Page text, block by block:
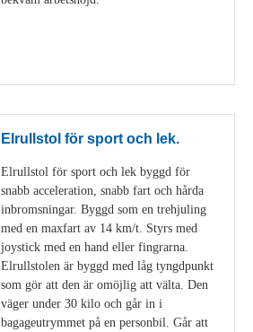
Elrullstol för sport och lek.
Elrullstol för sport och lek byggd för
snabb acceleration, snabb fart och hårda
inbromsningar. Byggd som en trehjuling
med en maxfart av 14 km/t. Styrs med
joystick med en hand eller fingrarna.
Elrullstolen är byggd med låg tyngdpunkt
som gör att den är omöjlig att välta. Den
väger under 30 kilo och går in i
bagageutrymmet på en personbil. Går att